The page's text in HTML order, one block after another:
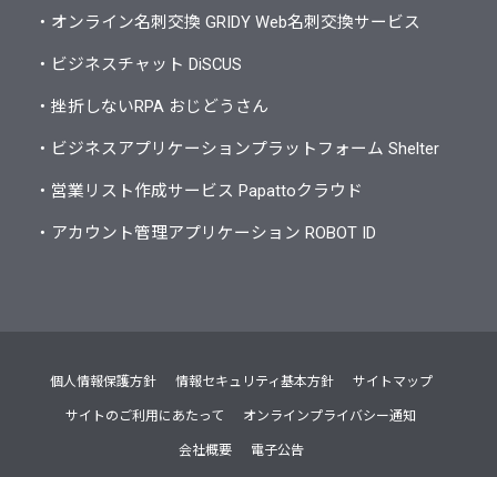
・オンライン名刺交換 GRIDY Web名刺交換サービス
・ビジネスチャット DiSCUS
・挫折しないRPA おじどうさん
・ビジネスアプリケーションプラットフォーム Shelter
・営業リスト作成サービス Papattoクラウド
・アカウント管理アプリケーション ROBOT ID
個人情報保護方針 情報セキュリティ基本方針 サイトマップ
サイトのご利用にあたって オンラインプライバシー通知
会社概要 電子公告